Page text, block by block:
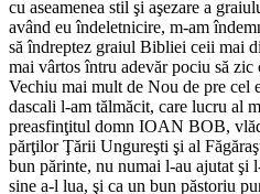
cu aseamenea stil şi aşezare a
având eu îndeletnicire, m-am
să îndreptez graiul Bibliei ceii mai
mai vârtos întru adevăr pociu să zic
Vechiu mai mult de Nou de pre cel
dascali l-am tălmăcit, care lucru al
preasfinţitul domn IOAN BOB,
părţilor Ţării Ungureşti şi al
bun părinte, nu numai l-au ajutat şi
sine a-l lua, şi ca un bun păstoriu